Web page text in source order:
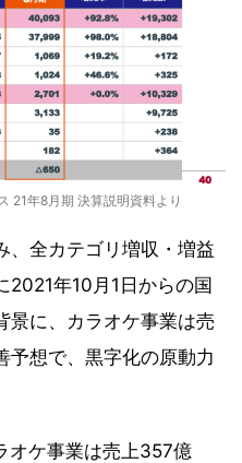
21年8月期 決算説明資料より
、全カテゴリ増収・増益
2021年10月1日からの国
景に、カラオケ事業は売
予想で、黒字化の原動力
オケ事業は売上357億